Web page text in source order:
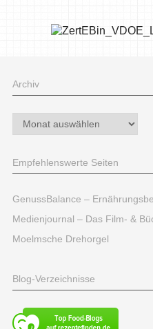
Archiv
Archiv
Empfehlenswerte Seiten
GenussBalance –
Medienjournal – Das Film- &
Moelmsche Drehorgel
Blog-Verzeichnisse